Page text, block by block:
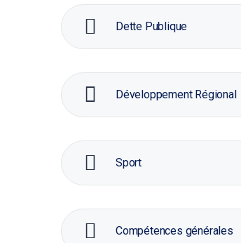
Dette Publique
Développement Régional
Sport
Compétences générales